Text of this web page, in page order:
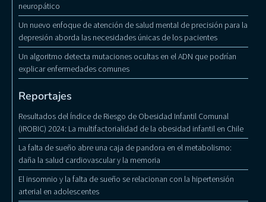
neuropático
Un nuevo enfoque de atención de salud mental de precisión para la
depresión aborda las necesidades únicas de los pacientes
Un algoritmo detecta mutaciones ocultas en el ADN que podrían
explicar enfermedades comunes
Reportajes
Resultados del Índice de Riesgo de Obesidad Infantil Comunal
(IROBIC) 2024: La multifactorialidad de la obesidad infantil en Chile
La falta de sueño abre una caja de pandora en el metabolismo:
daña la salud cardiovascular y la memoria
El insomnio y la falta de sueño se relacionan con la hipertensión
arterial en adolescentes